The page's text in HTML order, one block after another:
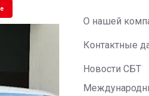
О нашей
Контактные
Новости СБТ